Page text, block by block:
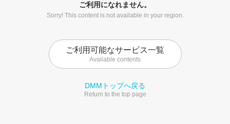
ご利用になれません。
Sorry! This content is not available in your region.
ご利用可能なサービス一覧
Available contents
DMMトップへ戻る
Return to the top page